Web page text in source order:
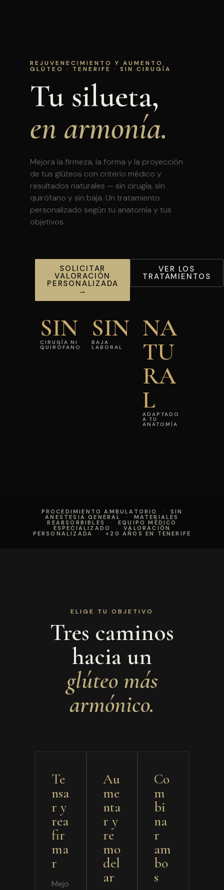
REJUVENECIMIENTO Y AUMENTO
GLÚTEO · TENERIFE · SIN CIRUGÍA
Tu silueta,
en armonía.
Mejora la firmeza, la forma y la proyección
de tus glúteos con criterio médico y
resultados naturales — sin cirugía, sin
quirófano y sin baja. Un tratamiento
personalizado según tu anatomía y tus
objetivos.
SOLICITAR
VALORACIÓN
PERSONALIZADA
→
VER LOS
TRATAMIENTOS
SIN
CIRUGÍA NI
QUIRÓFANO
SIN
BAJA
LABORAL
NA
TU
RA
L
ADAPTADO
A TU
ANATOMÍA
PROCEDIMIENTO AMBULATORIO · SIN
ANESTESIA GENERAL · MATERIALES
REABSORBIBLES · EQUIPO MÉDICO
ESPECIALIZADO · VALORACIÓN
PERSONALIZADA · +20 AÑOS EN TENERIFE
ELIGE TU OBJETIVO
Tres caminos
hacia un
glúteo más
armónico.
Te
nsa
r y
rea
fir
ma
r
Mejo
Au
me
nta
r y
re
mo
del
ar
Co
m
bi
na
r
am
bo
s